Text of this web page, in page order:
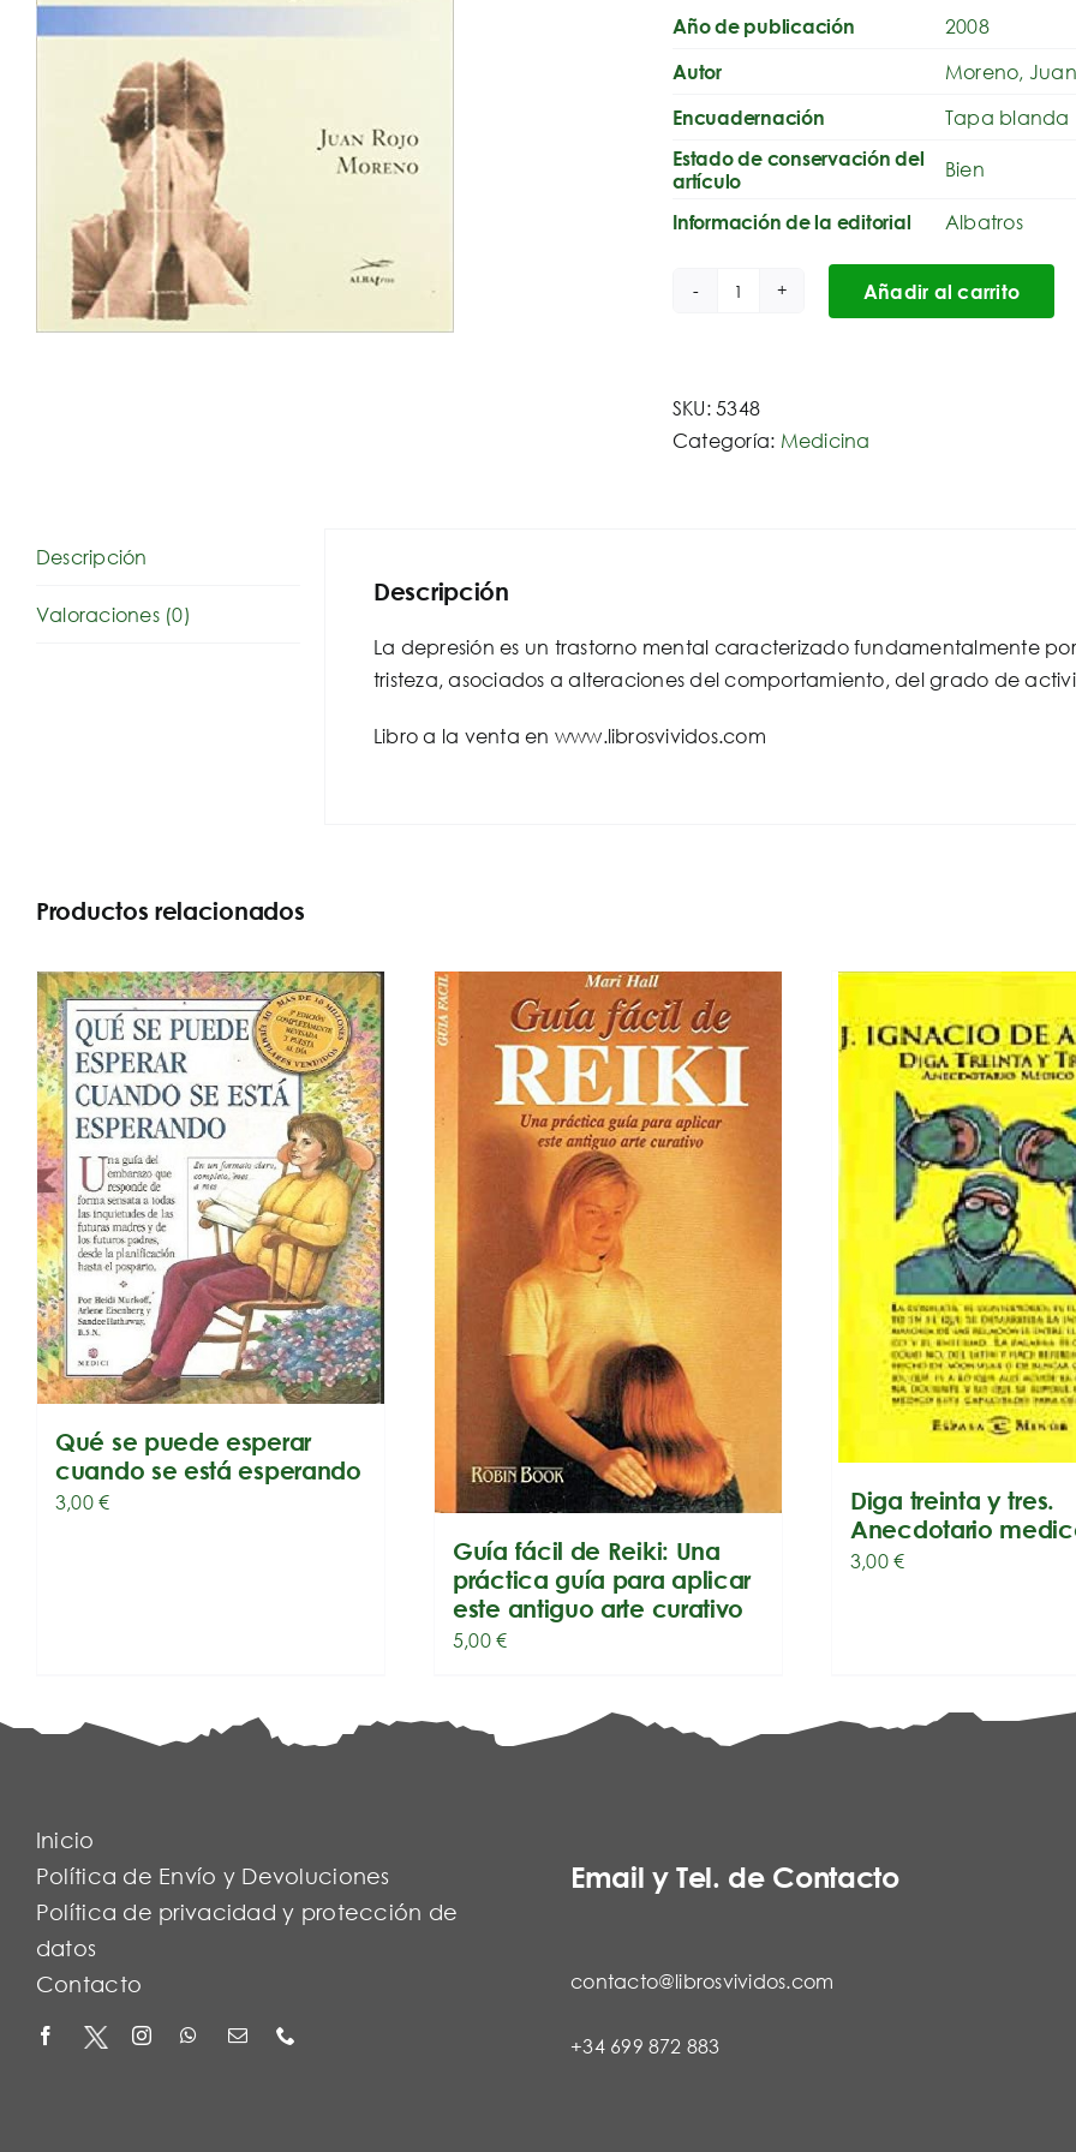
Año de publicación 2008
Autor Moreno,
Encuadernación Tapa blanda
Estado de conservación del
artículo
Bien
Información de la editorial Albatros
La
conocer
y
todos
cantidad
Añadir al carrito
SKU:5348
Categoría: Medicina
Descripción
Valoraciones (0)
Descripción
La depresión es un trastorno mental caracterizado fundamentalmente
tristeza, asociados a alteraciones del comportamiento, del grado de
Libro a la venta en www.librosvividos.com
Productos relacionados
Qué se puede esperar
cuando se está esperando
3,00€
Guía fácil de Reiki: Una
práctica guía para aplicar
este antiguo arte curativo
5,00€
Diga treinta y tres.
Anecdotario
3,00€
Inicio
Política de Envío y Devoluciones
Política de privacidad y protección de
datos
Contacto
Email y Tel. de Contacto
contacto@librosvividos.com
+34 699 872 883